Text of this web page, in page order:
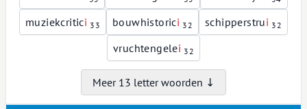
muziekcritici 33 bouwhistorici 32 schipperstrui 32
vruchtengelei 32
Meer 13 letter woorden ↓